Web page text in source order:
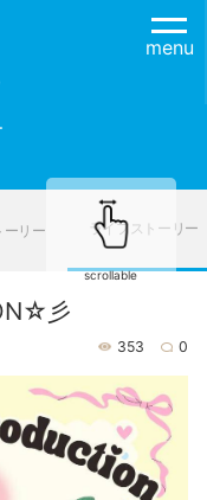
menu
ーリー ライフストーリー
彡
353 0